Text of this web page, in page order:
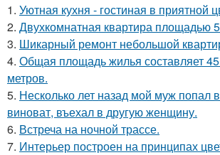
1. Уютная кухня - гостиная в приятной
2. Двухкомнатная квартира площадью
3. Шикарный ремонт небольшой
4. Общая площадь жилья составляет
метров.
5. Несколько лет назад мой муж попал
виноват, въехал в другую женщину.
6. Встреча на ночной трассе.
7. Интерьер построен на принципах